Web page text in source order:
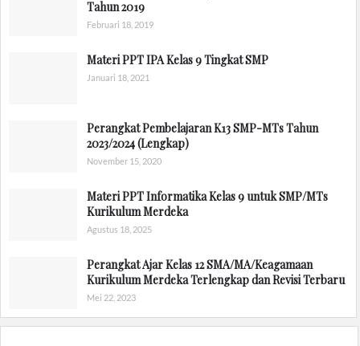
Tahun 2019
Februari 18, 2019
Materi PPT IPA Kelas 9 Tingkat SMP
Januari 18, 2021
Perangkat Pembelajaran K13 SMP-MTs Tahun
2023/2024 (Lengkap)
November 15, 2020
Materi PPT Informatika Kelas 9 untuk SMP/MTs
Kurikulum Merdeka
Agustus 18, 2025
Perangkat Ajar Kelas 12 SMA/MA/Keagamaan
Kurikulum Merdeka Terlengkap dan Revisi Terbaru
Mei 22, 2023